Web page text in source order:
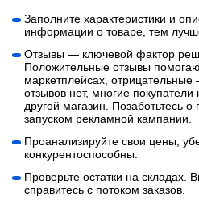
Заполните характеристики и
информации о товаре, тем
Отзывы — ключевой фактор
Положительные отзывы
маркетплейсах,
отзывов нет, многие покупатели
другой магазин. Позаботьтесь
запуском рекламной кампании.
Проанализируйте свои цены,
конкурентоспособны.
Проверьте остатки на
справитесь с потоком заказов.